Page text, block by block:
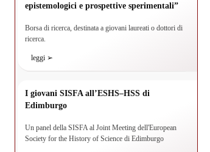
epistemologici e prospettive sperimentali”
Borsa di ricerca, destinata a giovani laureati o dottori di
ricerca.
leggi ➢
I giovani SISFA all’ESHS–HSS di
Edimburgo
Un panel della SISFA al Joint Meeting dell'European
Society for the History of Science di Edimburgo